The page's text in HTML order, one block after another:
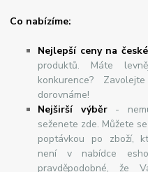
Co nabízíme:
Nejlepší ceny na
produktů. Máte
konkurence?
dorovnáme!
Nejširšívýběr-
seženete zde. Můžete
poptávkou po zboží,
není v nabídce
pravděpodobné, že